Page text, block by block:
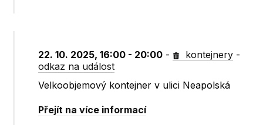
22. 10. 2025, 16:00 - 20:00 - kontejnery -
odkaz na událost
Velkoobjemový kontejner v ulici Neapolská
Přejít na více informací